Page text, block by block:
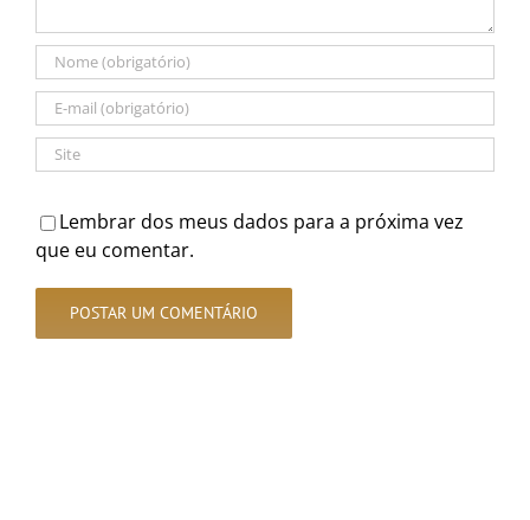
Lembrar dos meus dados para a próxima vez
que eu comentar.